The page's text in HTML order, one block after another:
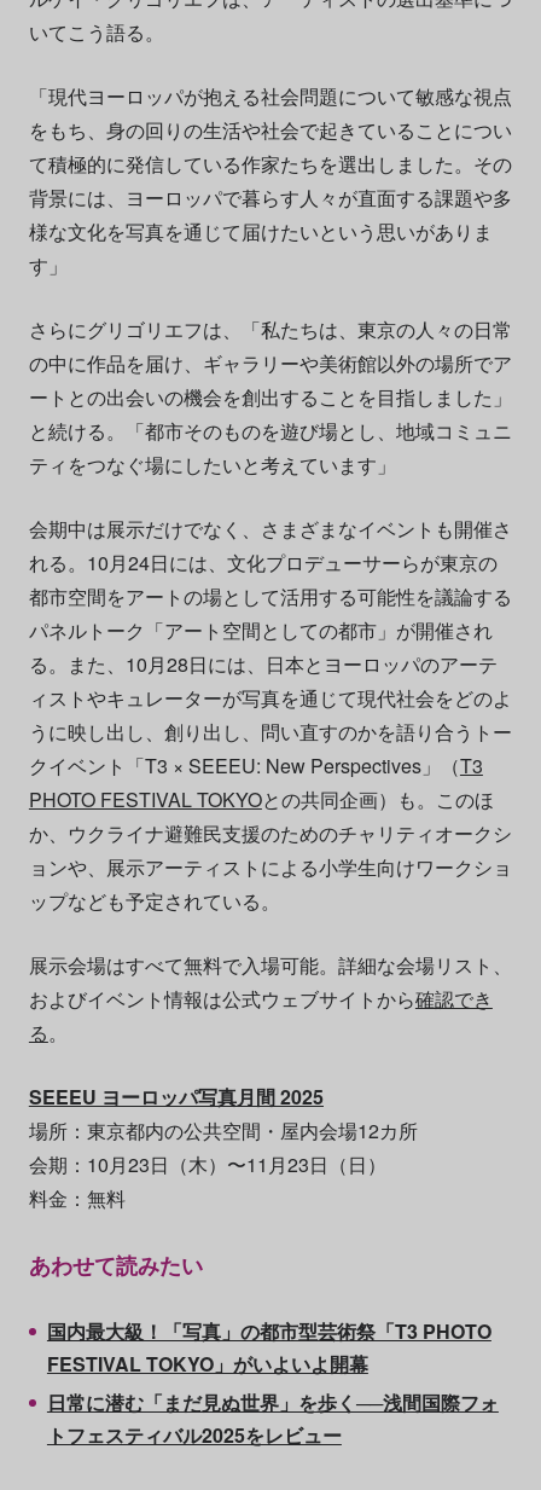
いてこう語る。
「現代ヨーロッパが抱える社会問題について敏感な視点
をもち、身の回りの生活や社会で起きていることについ
て積極的に発信している作家たちを選出しました。その
背景には、ヨーロッパで暮らす人々が直面する課題や多
様な文化を写真を通じて届けたいという思いがありま
す」
さらにグリゴリエフは、「私たちは、東京の人々の日常
の中に作品を届け、ギャラリーや美術館以外の場所でア
ートとの出会いの機会を創出することを目指しました」
と続ける。「都市そのものを遊び場とし、地域コミュニ
ティをつなぐ場にしたいと考えています」
会期中は展示だけでなく、さまざまなイベントも開催さ
れる。10月24日には、文化プロデューサーらが東京の
都市空間をアートの場として活用する可能性を議論する
パネルトーク「アート空間としての都市」が開催され
る。また、10月28日には、日本とヨーロッパのアーテ
ィストやキュレーターが写真を通じて現代社会をどのよ
うに映し出し、創り出し、問い直すのかを語り合うトー
クイベント「T3 × SEEEU: New Perspectives」（T3
PHOTO FESTIVAL TOKYOとの共同企画）も。このほ
か、ウクライナ避難民支援のためのチャリティオークシ
ョンや、展示アーティストによる小学生向けワークショ
ップなども予定されている。
展示会場はすべて無料で入場可能。詳細な会場リスト、
およびイベント情報は公式ウェブサイトから確認でき
る。
SEEEU ヨーロッパ写真月間 2025
場所：東京都内の公共空間・屋内会場12カ所
会期：10月23日（木）〜11月23日（日）
料金：無料
あわせて読みたい
国内最大級！「写真」の都市型芸術祭「T3 PHOTO
FESTIVAL TOKYO」がいよいよ開幕
日常に潜む「まだ見ぬ世界」を歩く──浅間国際フォ
トフェスティバル2025をレビュー